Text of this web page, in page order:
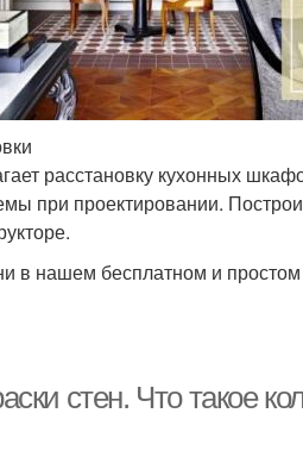
расстановку кухонных
при проектировании.
в нашем бесплатном и
стен. Что такое